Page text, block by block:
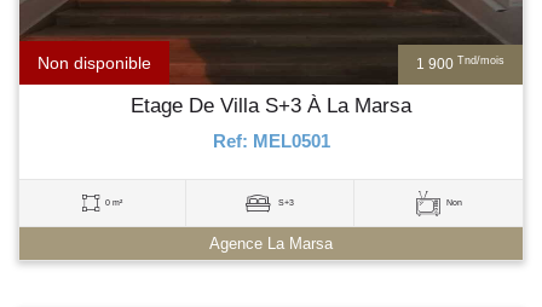
1 900 Tnd/mois
Non disponible
Etage De Villa S+3 À La Marsa
Ref: MEL0501
0 m² S+3 Non
Agence La Marsa